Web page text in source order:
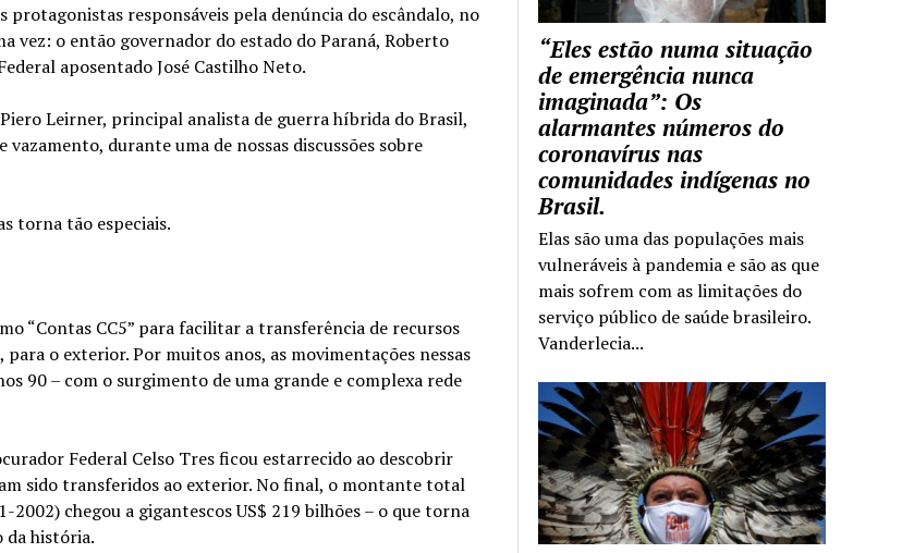
responsáveis pela denúncia do escândalo, no
vez: o então governador do estado do Paraná, Roberto
aposentado José Castilho Neto.
Leirner, principal analista de guerra híbrida do Brasil,
durante uma de nossas discussões sobre
torna tão especiais.
“Contas CC5” para facilitar a transferência de recursos
o exterior. Por muitos anos, as movimentações nessas
90 – com o surgimento de uma grande e complexa rede
Federal Celso Tres ficou estarrecido ao descobrir
sido transferidos ao exterior. No final, o montante total
2002) chegou a gigantescos US$ 219 bilhões – o que torna
da história.
“Eles estão numa situação
de emergência nunca
imaginada”: Os
alarmantes números do
coronavírus nas
comunidades indígenas no
Brasil.
Elas são uma das populações mais
vulneráveis à pandemia e são as que
mais sofrem com as limitações do
serviço público de saúde brasileiro.
Vanderlecia...